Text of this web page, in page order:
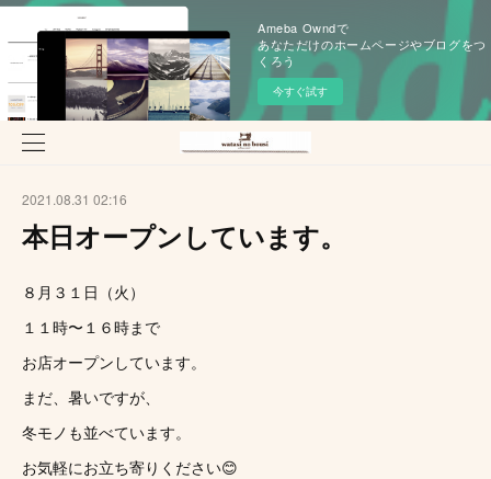
Ameba Owndで
あなただけのホームページやブログをつ
くろう
今すぐ試す
2021.08.31 02:16
本日オープンしています。
８月３１日（火）
１１時〜１６時まで
お店オープンしています。
まだ、暑いですが、
冬モノも並べています。
お気軽にお立ち寄りください😊